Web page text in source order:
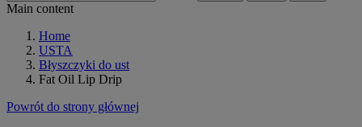
Main content
Home
USTA
Błyszczyki do ust
Fat Oil Lip Drip
Powrót do strony głównej